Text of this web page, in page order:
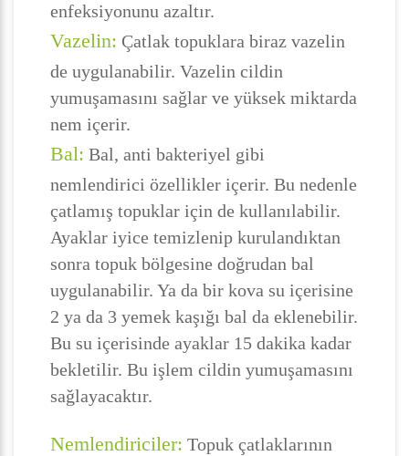
enfeksiyonunu azaltır.
Vazelin: Çatlak topuklara biraz vazelin
de uygulanabilir. Vazelin cildin
yumuşamasını sağlar ve yüksek miktarda
nem içerir.
Bal: Bal, anti bakteriyel gibi
nemlendirici özellikler içerir. Bu nedenle
çatlamış topuklar için de kullanılabilir.
Ayaklar iyice temizlenip kurulandıktan
sonra topuk bölgesine doğrudan bal
uygulanabilir. Ya da bir kova su içerisine
2 ya da 3 yemek kaşığı bal da eklenebilir.
Bu su içerisinde ayaklar 15 dakika kadar
bekletilir. Bu işlem cildin yumuşamasını
sağlayacaktır.
Nemlendiriciler: Topuk çatlaklarının